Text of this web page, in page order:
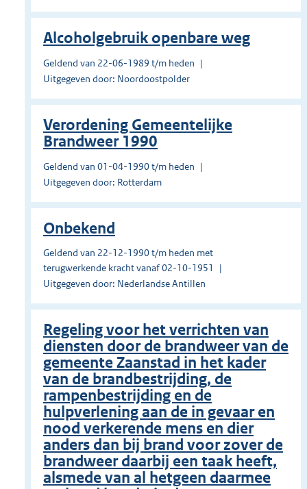
Alcoholgebruik openbare weg
Geldend van 22-06-1989 t/m heden
Uitgegeven door: Noordoostpolder
Verordening Gemeentelijke
Brandweer 1990
Geldend van 01-04-1990 t/m heden
Uitgegeven door: Rotterdam
Onbekend
Geldend van 22-12-1990 t/m heden met
terugwerkende kracht vanaf 02-10-1951
Uitgegeven door: Nederlandse Antillen
Regeling voor het verrichten van
diensten door de brandweer van de
gemeente Zaanstad in het kader
van de brandbestrijding, de
rampenbestrijding en de
hulpverlening aan de in gevaar en
nood verkerende mens en dier
anders dan bij brand voor zover de
brandweer daarbij een taak heeft,
alsmede van al hetgeen daarmee